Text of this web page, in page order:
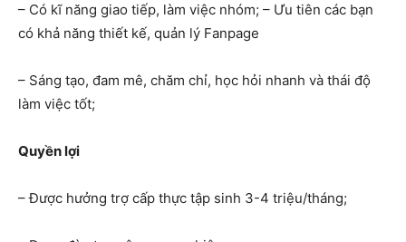
– Có kĩ năng giao tiếp, làm việc nhóm; – Ưu tiên các bạn
có khả năng thiết kế, quản lý Fanpage
– Sáng tạo, đam mê, chăm chỉ, học hỏi nhanh và thái độ
làm việc tốt;
Quyền lợi
– Được hưởng trợ cấp thực tập sinh 3-4 triệu/tháng;